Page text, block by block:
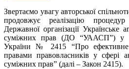
Звертаємо увагу авторської
продовжує реалізацію
Державної організації Українське
суміжних прав (ДО “УААСП”) у
України № 2415 “Про ефективне
правами правовласників у сфері
суміжних прав” (далі – Закон 2415).